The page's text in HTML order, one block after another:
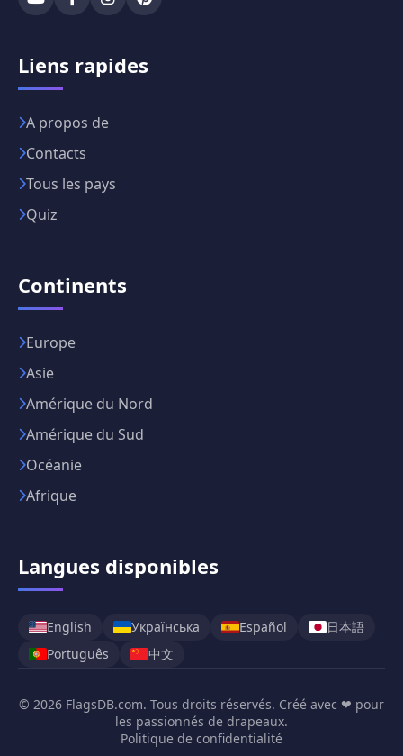
Liens rapides
A propos de
Contacts
Tous les pays
Quiz
Continents
Europe
Asie
Amérique du Nord
Amérique du Sud
Océanie
Afrique
Langues disponibles
English Українська Español
日本語
Português
中文
© 2026 FlagsDB.com. Tous droits réservés. Créé avec ❤ pour
les passionnés de drapeaux.
Politique de confidentialité